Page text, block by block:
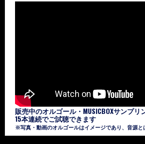
販売中のオルゴール・MUSICBOXサンプ
15本連続でご試聴できます
※写真・動画のオルゴールはイメージであり、音源と